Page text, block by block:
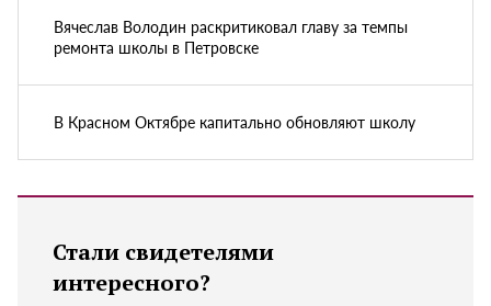
Вячеслав Володин раскритиковал главу за темпы
ремонта школы в Петровске
В Красном Октябре капитально обновляют школу
Стали свидетелями
интересного?